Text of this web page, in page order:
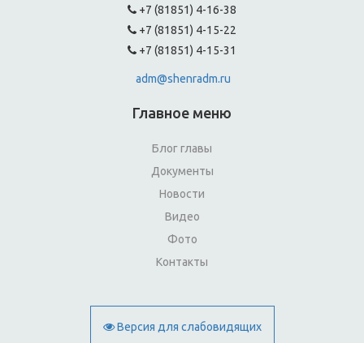
+7 (81851) 4-16-38
+7 (81851) 4-15-22
+7 (81851) 4-15-31
adm@shenradm.ru
Главное меню
Блог главы
Документы
Новости
Видео
Фото
Контакты
Версия для слабовидящих